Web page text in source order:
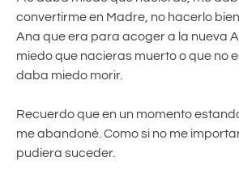
convertirme en Madre, no hacerlo
Ana que era para acoger a la nueva
miedo que nacieras muerto o que no
daba miedo morir.
Recuerdo que en un momento
me abandoné. Como si no me
pudiera suceder.